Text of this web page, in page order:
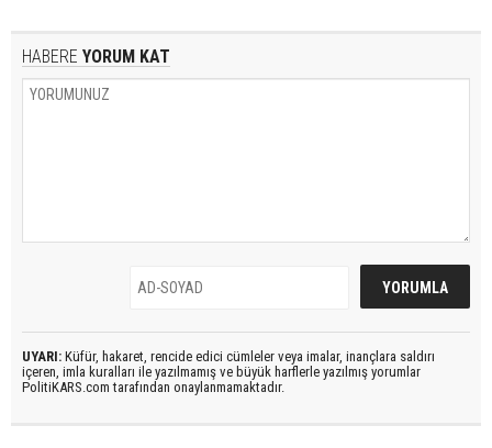
HABERE YORUM KAT
UYARI: Küfür, hakaret, rencide edici cümleler veya imalar, inançlara saldırı
içeren, imla kuralları ile yazılmamış ve büyük harflerle yazılmış yorumlar
PolitiKARS.com tarafından onaylanmamaktadır.